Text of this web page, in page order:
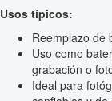
Usos típicos:
Reemplazo de
Uso como
grabación o
Ideal para